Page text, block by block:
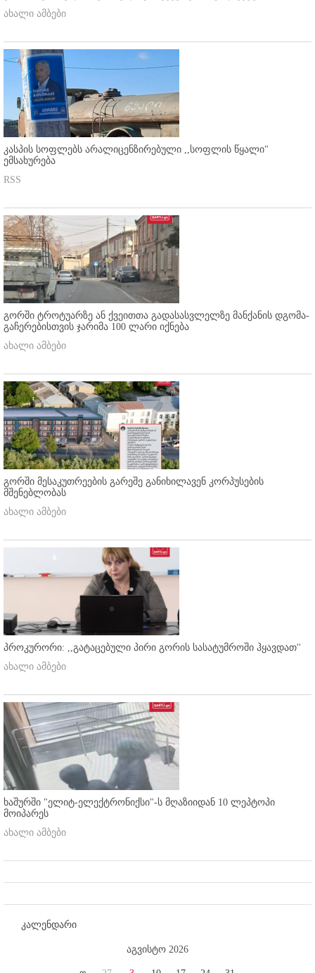
ახალი ამბები
კასპის სოფლებს არალიცენზირებული ,,სოფლის წყალი"
ემსახურება
RSS
გორში ტროტუარზე ან ქვეითთა გადასასვლელზე მანქანის დგომა-
გაჩერებისთვის ჯარიმა 100 ლარი იქნება
ახალი ამბები
გორში მესაკუთრეების გარეშე განიხილავენ კორპუსების
მშენებლობას
ახალი ამბები
პროკურორი: ,,გატაცებული პირი გორის სასატუმროში ჰყავდათ''
ახალი ამბები
ხაშურში "ელიტ-ელექტრონიქსი"-ს მღაზიიდან 10 ლეპტოპი
მოიპარეს
ახალი ამბები
კალენდარი
აგვისტო 2026